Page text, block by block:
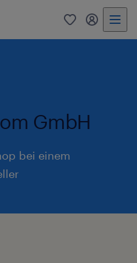
0 Mein
GmbH
bei einem